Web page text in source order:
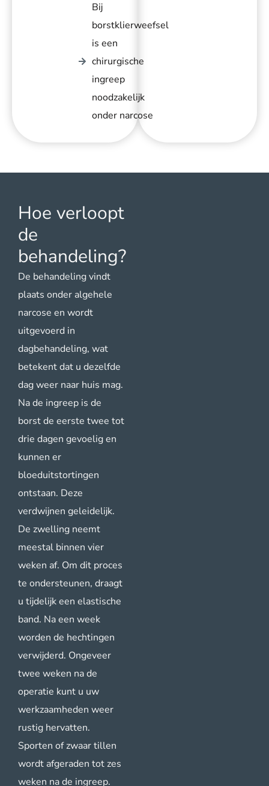
Bij
borstklierweefsel
is een
chirurgische
ingreep
noodzakelijk
onder narcose
Hoe verloopt
de
behandeling?
De behandeling vindt
plaats onder algehele
narcose en wordt
uitgevoerd in
dagbehandeling, wat
betekent dat u dezelfde
dag weer naar huis mag.
Na de ingreep is de
borst de eerste twee tot
drie dagen gevoelig en
kunnen er
bloeduitstortingen
ontstaan. Deze
verdwijnen geleidelijk.
De zwelling neemt
meestal binnen vier
weken af. Om dit proces
te ondersteunen, draagt
u tijdelijk een elastische
band. Na een week
worden de hechtingen
verwijderd. Ongeveer
twee weken na de
operatie kunt u uw
werkzaamheden weer
rustig hervatten.
Sporten of zwaar tillen
wordt afgeraden tot zes
weken na de ingreep.